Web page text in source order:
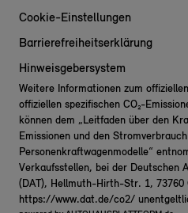
Cookie-Einstellungen
Barrierefreiheitserklärung
Hinweisgebersystem
Weitere Informationen zum
offiziellen spezifischen CO₂-
können dem „Leitfaden über den
Emissionen und den
Personenkraftwagenmodelle“
Verkaufsstellen, bei der Deutschen
(DAT), Hellmuth-Hirth-Str. 1, 73760
https://www.dat.de/co2/